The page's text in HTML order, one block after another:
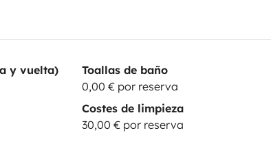
y vuelta)
Toallas de baño
0,00 € por reserva
Costes de limpieza
30,00 € por reserva